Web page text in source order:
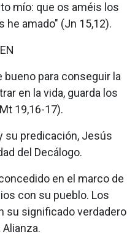
mío: que os améis los
he amado" (Jn 15,12).
bueno para conseguir la
en la vida, guarda los
19,16-17).
su predicación, Jesús
del Decálogo.
en el marco de
con su pueblo. Los
su significado verdadero